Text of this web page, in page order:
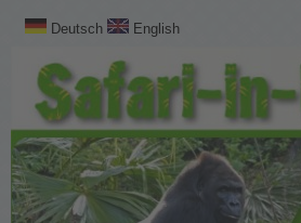
Deutsch English